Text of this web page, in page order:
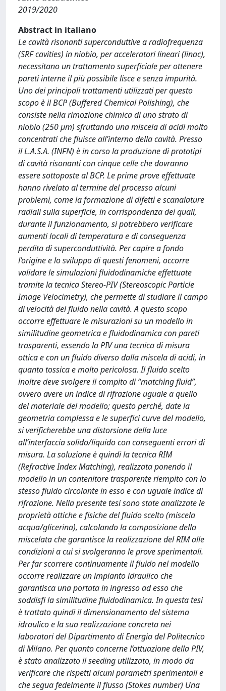
2019/2020
Abstract in italiano
Le cavità risonanti superconduttive a radiofrequenza
(SRF cavities) in niobio, per acceleratori lineari (linac),
necessitano un trattamento superficiale per ottenere
pareti interne il più possibile lisce e senza impurità.
Uno dei principali trattamenti utilizzati per questo
scopo è il BCP (Buffered Chemical Polishing), che
consiste nella rimozione chimica di uno strato di
niobio (250 μm) sfruttando una miscela di acidi molto
concentrati che fluisce all’interno della cavità. Presso
il L.A.S.A. (INFN) è in corso la produzione di prototipi
di cavità risonanti con cinque celle che dovranno
essere sottoposte al BCP. Le prime prove effettuate
hanno rivelato al termine del processo alcuni
problemi, come la formazione di difetti e scanalature
radiali sulla superficie, in corrispondenza dei quali,
durante il funzionamento, si potrebbero verificare
aumenti locali di temperatura e di conseguenza
perdita di superconduttività. Per capire a fondo
l’origine e lo sviluppo di questi fenomeni, occorre
validare le simulazioni fluidodinamiche effettuate
tramite la tecnica Stereo-PIV (Stereoscopic Particle
Image Velocimetry), che permette di studiare il campo
di velocità del fluido nella cavità. A questo scopo
occorre effettuare le misurazioni su un modello in
similitudine geometrica e fluidodinamica con pareti
trasparenti, essendo la PIV una tecnica di misura
ottica e con un fluido diverso dalla miscela di acidi, in
quanto tossica e molto pericolosa. Il fluido scelto
inoltre deve svolgere il compito di “matching fluid”,
ovvero avere un indice di rifrazione uguale a quello
del materiale del modello; questo perché, date la
geometria complessa e le superfici curve del modello,
si verificherebbe una distorsione della luce
all’interfaccia solido/liquido con conseguenti errori di
misura. La soluzione è quindi la tecnica RIM
(Refractive Index Matching), realizzata ponendo il
modello in un contenitore trasparente riempito con lo
stesso fluido circolante in esso e con uguale indice di
rifrazione. Nella presente tesi sono state analizzate le
proprietà ottiche e fisiche del fluido scelto (miscela
acqua/glicerina), calcolando la composizione della
miscelata che garantisce la realizzazione del RIM alle
condizioni a cui si svolgeranno le prove sperimentali.
Per far scorrere continuamente il fluido nel modello
occorre realizzare un impianto idraulico che
garantisca una portata in ingresso ad esso che
soddisfi la similitudine fluidodinamica. In questa tesi
è trattato quindi il dimensionamento del sistema
idraulico e la sua realizzazione concreta nei
laboratori del Dipartimento di Energia del Politecnico
di Milano. Per quanto concerne l’attuazione della PIV,
è stato analizzato il seeding utilizzato, in modo da
verificare che rispetti alcuni parametri sperimentali e
che segua fedelmente il flusso (Stokes number) Una